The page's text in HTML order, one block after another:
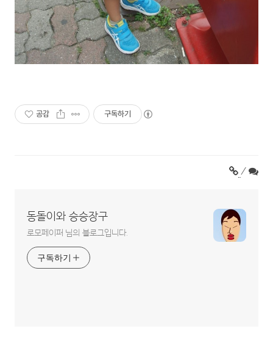
공감 구독하기
/
동돌이와 승승장구
로모페이퍼 님의 블로그입니다.
구독하기